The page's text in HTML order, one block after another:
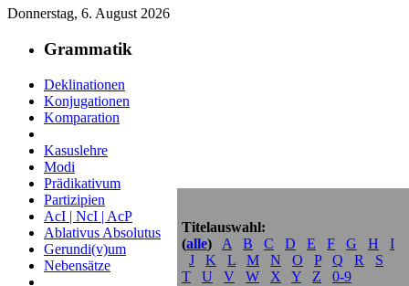
Donnerstag, 6. August 2026
Grammatik
Deklinationen
Konjugationen
Komparation
Kasuslehre
Modi
Prädikativum
Partizipien
AcI | NcI | AcP
Ablativus Absolutus
Gerundi(v)um
Nebensätze
Titelauswahl:
(alle) A B C D E F G H
I
J
K L M N O P Q R
S
T
U V W X Y Z 0-9